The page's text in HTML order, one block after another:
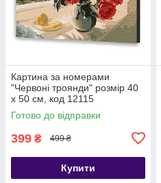
Картина за номерами
"Червоні троянди" розмір 40
х 50 см, код 12115
Готово до відправки
399 ₴ 499 ₴
Купити